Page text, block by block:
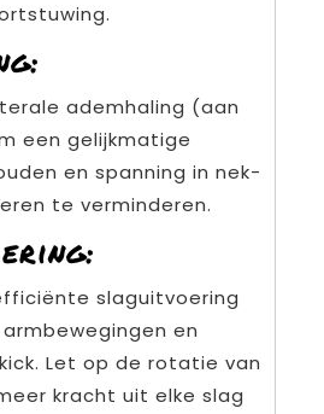
ademhaling (aan
een gelijkmatige
en spanning in nek-
te verminderen.
slaguitvoering
en
Let op de rotatie van
kracht uit elke slag